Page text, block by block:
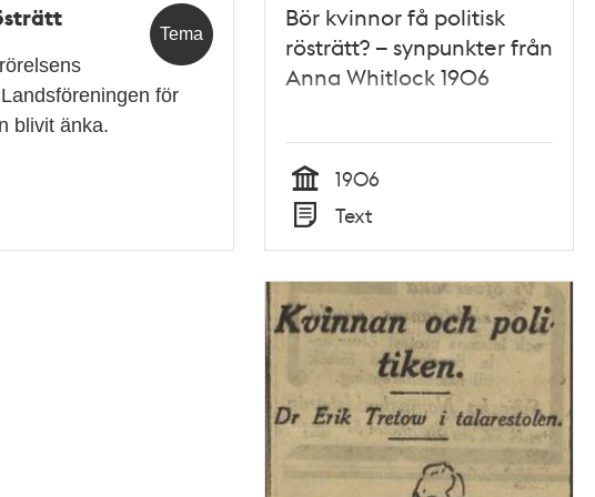
Tema
för
blivit änka.
Bör kvinnor få politisk
rösträtt? – synpunkter från
Anna Whitlock 1906
Tid
1906
Typ
Text